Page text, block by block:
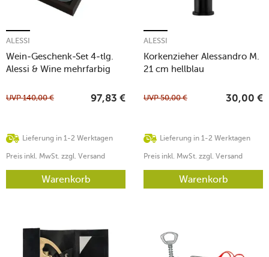
Wein-Geschenk-Set 4-tlg.
Alessi & Wine mehrfarbig
ALESSI
Lieferung in 1-2 Werktagen
UVP140,00 € 97,83 €
Preis inkl. MwSt. zzgl. Versand
Warenkorb
Korkenzieher Alessandro M.
21 cm hellblau
ALESSI
Lieferung in 1-2 Werktagen
UVP50,00 € 30,00 €
Preis inkl. MwSt. zzgl. Versand
Warenkorb